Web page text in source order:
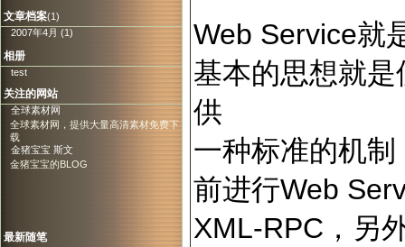
文章档案(1)
2007年4月 (1)
相册
test
关注的网站
全球素材网
全球素材网，提供大量高清素材免费下
载
金猪宝宝 斯文
金猪宝宝的BLOG
最新随笔
Web Service就
基本的思想就
供
一种标准的机
前进行Web
XML-RPC，另